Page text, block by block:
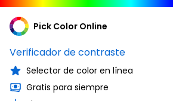
Pick Color Online
Verificador de contraste
Selector de color en línea
Gratis para siempre